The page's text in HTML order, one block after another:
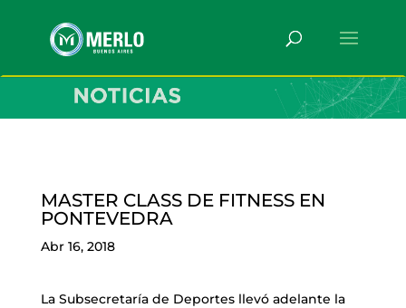
MASTER CLASS DE FITNESS EN
PONTEVEDRA
Abr 16, 2018
La Subsecretaría de Deportes llevó adelante la